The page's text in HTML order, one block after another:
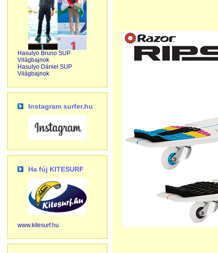
Hasulyo Bruno SUP
Világbajnok
Hasulyo Dániel SUP
Világbajnok
Instagram surfer.hu
Ha fúj KITESURF
www.kitesurf.hu